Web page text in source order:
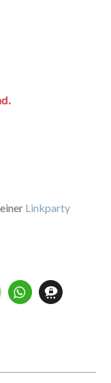
Linkparty